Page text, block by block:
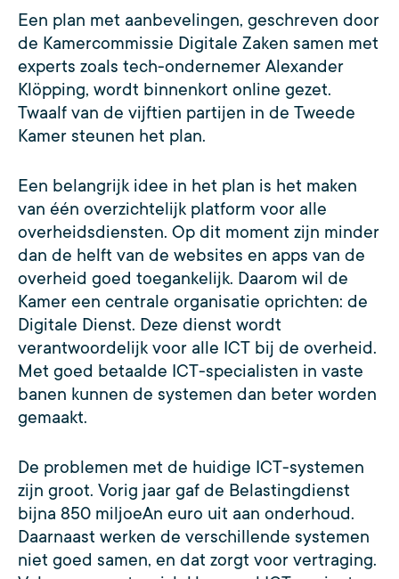
Een plan met aanbevelingen, geschreven door
de Kamercommissie Digitale Zaken samen met
experts zoals tech-ondernemer Alexander
Klöpping, wordt binnenkort online gezet.
Twaalf van de vijftien partijen in de Tweede
Kamer steunen het plan.
Een belangrijk idee in het plan is het maken
van één overzichtelijk platform voor alle
overheidsdiensten. Op dit moment zijn minder
dan de helft van de websites en apps van de
overheid goed toegankelijk. Daarom wil de
Kamer een centrale organisatie oprichten: de
Digitale Dienst. Deze dienst wordt
verantwoordelijk voor alle ICT bij de overheid.
Met goed betaalde ICT-specialisten in vaste
banen kunnen de systemen dan beter worden
gemaakt.
De problemen met de huidige ICT-systemen
zijn groot. Vorig jaar gaf de Belastingdienst
bijna 850 miljoeAn euro uit aan onderhoud.
Daarnaast werken de verschillende systemen
niet goed samen, en dat zorgt voor vertraging.